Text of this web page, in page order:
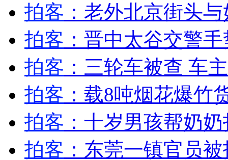
拍客 ：老外北京街头
拍客 ：晋中太谷交警
拍客 ：三轮车被查 车
拍客 ：载8吨烟花爆竹
拍客 ：十岁男孩帮奶
拍客 ：东莞一镇官员